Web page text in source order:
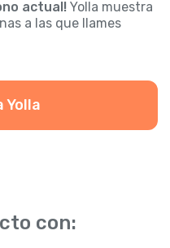
actual! Yolla muestra
a las que llames
Yolla
con: